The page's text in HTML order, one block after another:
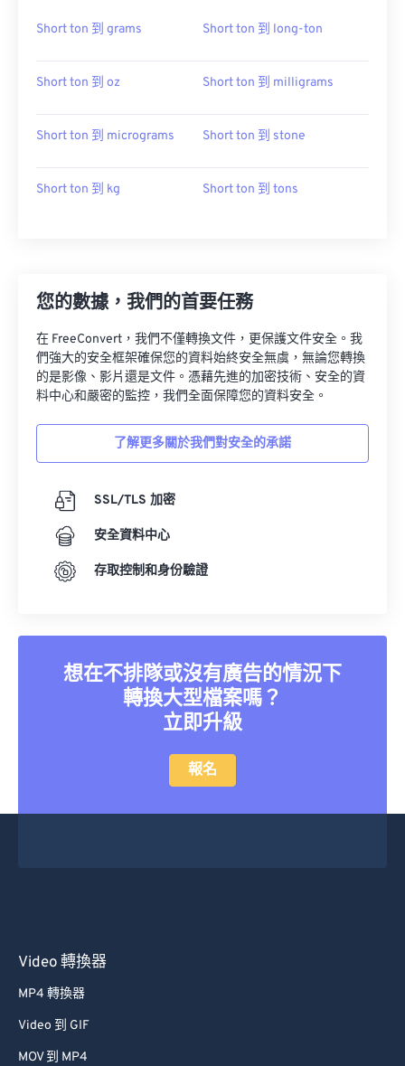
Short ton 到 grams Short ton 到 long-ton
Short ton 到 oz Short ton 到 milligrams
Short ton 到 micrograms Short ton 到 stone
Short ton 到 kg Short ton 到 tons
您的數據，我們的首要任務
在 FreeConvert，我們不僅轉換文件，更保護文件安全。我
們強大的安全框架確保您的資料始終安全無虞，無論您轉換
的是影像、影片還是文件。憑藉先進的加密技術、安全的資
料中心和嚴密的監控，我們全面保障您的資料安全。
了解更多關於我們對安全的承諾
SSL/TLS 加密
安全資料中心
存取控制和身份驗證
想在不排隊或沒有廣告的情況下
轉換大型檔案嗎？
立即升級
報名
Video 轉換器
MP4 轉換器
Video 到 GIF
MOV 到 MP4